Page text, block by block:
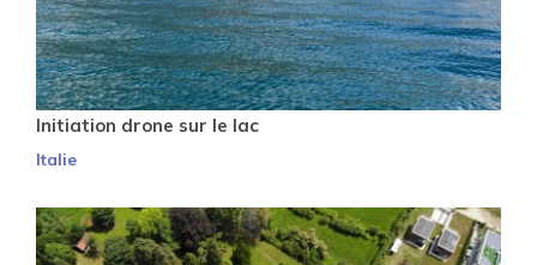
Initiation drone sur le lac
Italie